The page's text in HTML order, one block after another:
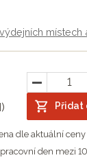
místech
Přidat
dle aktuální
den mezi